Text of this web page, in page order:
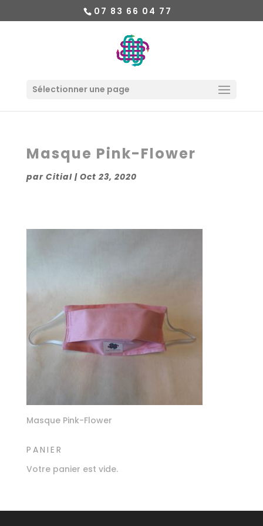
07 83 66 04 77
Sélectionner une page
Masque Pink-Flower
par Citial| Oct 23, 2020
Masque Pink-Flower
PANIER
Votre panier est vide.